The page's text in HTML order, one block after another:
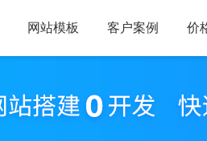
网站模板 客户案例 价